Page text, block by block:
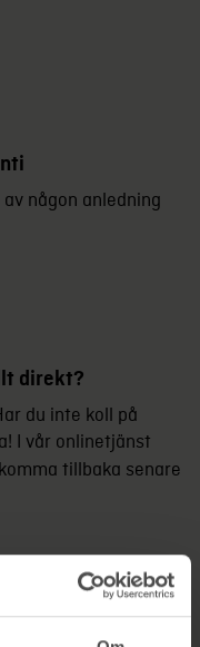
någon anledning
direkt?
du inte koll på
I vår onlinetjänst
tillbaka senare